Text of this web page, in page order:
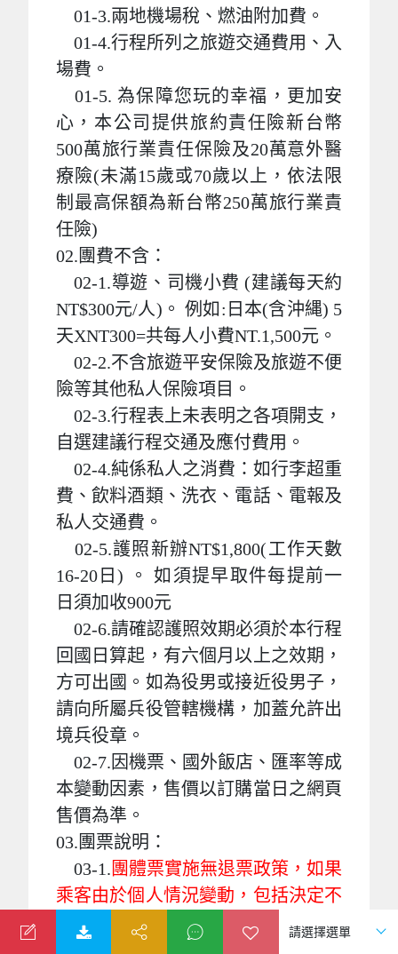
01-3.兩地機場稅、燃油附加費。
01-4.行程所列之旅遊交通費用、入
場費。
01-5. 為保障您玩的幸福，更加安
心，本公司提供旅約責任險新台幣
500萬旅行業責任保險及20萬意外醫
療險(未滿15歲或70歲以上，依法限
制最高保額為新台幣250萬旅行業責
任險)
02.團費不含：
02-1.導遊、司機小費 (建議每天約
NT$300元/人)。 例如:日本(含沖縄) 5
天XNT300=共每人小費NT.1,500元。
02-2.不含旅遊平安保險及旅遊不便
險等其他私人保險項目。
02-3.行程表上未表明之各項開支，
自選建議行程交通及應付費用。
02-4.純係私人之消費：如行李超重
費、飲料酒類、洗衣、電話、電報及
私人交通費。
02-5.護照新辦NT$1,800(工作天數
16-20日) 。 如須提早取件每提前一
日須加收900元
02-6.請確認護照效期必須於本行程
回國日算起，有六個月以上之效期，
方可出國。如為役男或接近役男子，
請向所屬兵役管轄機構，加蓋允許出
境兵役章。
02-7.因機票、國外飯店、匯率等成
本變動因素，售價以訂購當日之網頁
售價為準。
03.團票說明：
03-1. 團體票實施無退票政策，如果
乘客由於個人情況變動，包括決定不
再需要飛行或無法參與本次旅行，恕